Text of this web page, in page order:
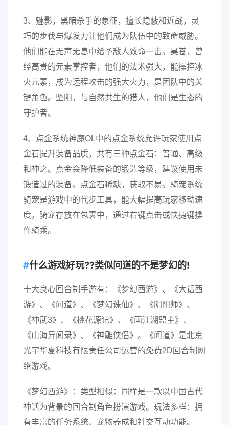
3、魅影，黑暗杀手的象征，擅长隐蔽和近战，灵
巧的步伐与爆发力让他们成为队伍中的致命威胁。
他们能在无声无息中给予敌人致命一击。昊苍，曾
经高贵的元素掌控者，他们的法术强大，能操控冰
火元素，成为远程攻击的强大火力，是团队中的关
键角色。坠阳，与自然共生的猎人，他们是生态的
守护者。
4、点金系统神魔OL中的点金系统允许玩家使用点
金石提升装备品质，共有三种点金石：普通、高级
和神之。点金会降低装备的锻造等级，建议使用未
锻造过的装备。点金石稀缺，获取不易。骑宠系统
骑宠是游戏中的代步工具，能大幅提高玩家移动速
度。骑宠存放在包裹中，通过右键点击或快捷键操
作骑乘。
什么游戏好玩??类似问道的不是梦幻的!
十大良心回合制手游有：《梦幻西游》、《大话西
游》、《问道》、《梦幻诛仙》、《阴阳师》、
《神武3》、《桃花源记》、《画江湖盟主》、
《山海异闻录》、《神雕侠侣》。《问道》是北京
光宇华夏科技有限责任公司运营的免费2D回合制网
络游戏。
《梦幻西游》：类型相似：同样是一款以中国古代
神话为背景的回合制角色扮演游戏。玩法多样：拥
有丰富的任务系统、宠物养成和社交互动功能。